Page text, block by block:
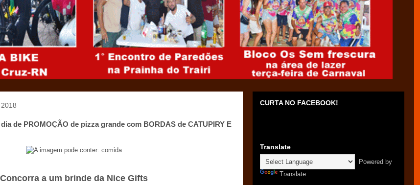
de PROMOÇÃO de pizza grande com BORDAS de CATUPIRY E
Concorra a um brinde da Nice Gifts
CURTA NO FACEBOOK!
Translate
Powered by
Translate